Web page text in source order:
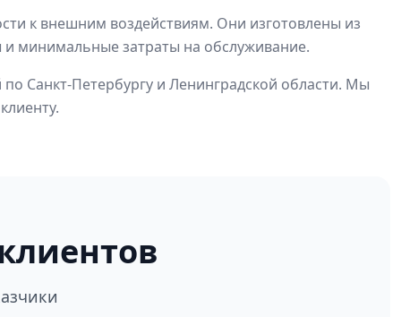
к внешним воздействиям. Они изготовлены из
и минимальные затраты на обслуживание.
Санкт-Петербургу и Ленинградской области. Мы